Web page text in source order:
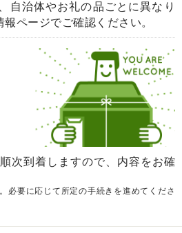
自治体やお礼の品ごとに異なり
ページでご確認ください。
次到着しますので、内容をお確
必要に応じて所定の手続きを進めてくださ